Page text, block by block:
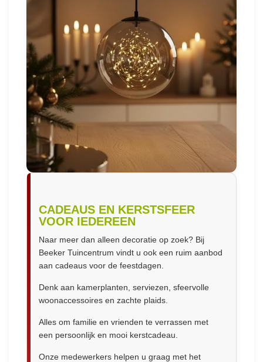
CADEAUS EN KERSTSFEER
VOOR IEDEREEN
Naar meer dan alleen decoratie op zoek? Bij
Beeker Tuincentrum vindt u ook een ruim aanbod
aan cadeaus voor de feestdagen.
Denk aan kamerplanten, serviezen, sfeervolle
woonaccessoires en zachte plaids.
Alles om familie en vrienden te verrassen met
een persoonlijk en mooi kerstcadeau.
Onze medewerkers helpen u graag met het